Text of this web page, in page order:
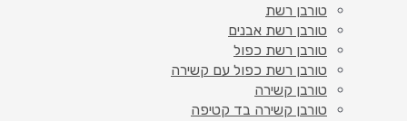
טורבן רשת
טורבן רשת אבנים
טורבן רשת כפול
טורבן רשת כפול עם קשירה
טורבן קשירה
טורבן קשירה בד קטיפה